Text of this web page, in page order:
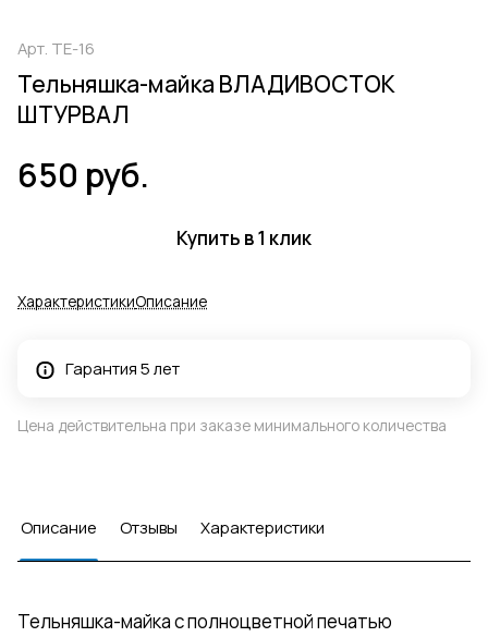
Арт. ТЕ-16
Тельняшка-майка ВЛАДИВОСТОК
ШТУРВАЛ
650 руб.
Купить в 1 клик
ХарактеристикиОписание
Гарантия 5 лет
Цена действительна при заказе минимального количества
Описание Отзывы Характеристики
Тельняшка-майка с полноцветной печатью